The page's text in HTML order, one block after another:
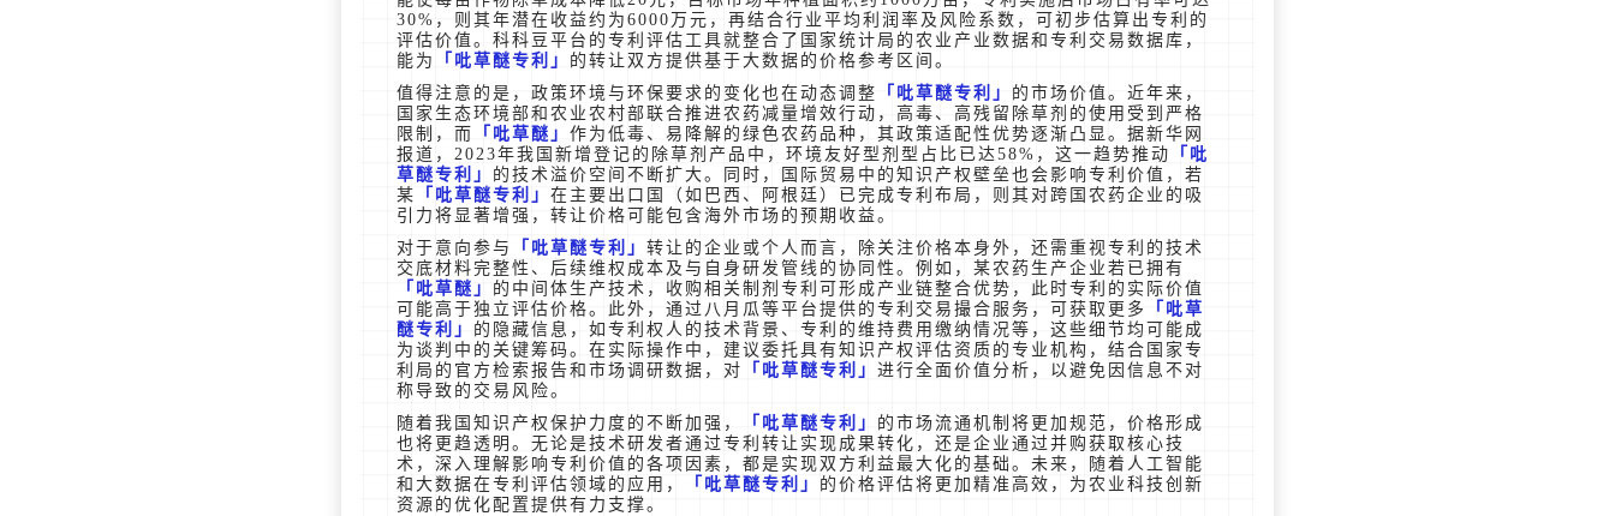
30%，则其年潜在收益约为6000万元，再结合行业平均利润率及风险系数，可初步估算出专利的
评估价值。科科豆平台的专利评估工具就整合了国家统计局的农业产业数据和专利交易数据库，
能为
吡草醚专利
的转让双方提供基于大数据的价格参考区间。
值得注意的是，政策环境与环保要求的变化也在动态调整
吡草醚专利
的市场价值。近年来，
国家生态环境部和农业农村部联合推进农药减量增效行动，高毒、高残留除草剂的使用受到严格
限制，而
吡草醚
作为低毒、易降解的绿色农药品种，其政策适配性优势逐渐凸显。据新华网
报道，2023年我国新增登记的除草剂产品中，环境友好型剂型占比已达58%，这一趋势推动
吡
草醚专利
的技术溢价空间不断扩大。同时，国际贸易中的知识产权壁垒也会影响专利价值，若
某
吡草醚专利
在主要出口国（如巴西、阿根廷）已完成专利布局，则其对跨国农药企业的吸
引力将显著增强，转让价格可能包含海外市场的预期收益。
对于意向参与
吡草醚专利
转让的企业或个人而言，除关注价格本身外，还需重视专利的技术
交底材料完整性、后续维权成本及与自身研发管线的协同性。例如，某农药生产企业若已拥有
吡草醚
的中间体生产技术，收购相关制剂专利可形成产业链整合优势，此时专利的实际价值
可能高于独立评估价格。此外，通过八月瓜等平台提供的专利交易撮合服务，可获取更多
吡草
醚专利
的隐藏信息，如专利权人的技术背景、专利的维持费用缴纳情况等，这些细节均可能成
为谈判中的关键筹码。在实际操作中，建议委托具有知识产权评估资质的专业机构，结合国家专
利局的官方检索报告和市场调研数据，对
吡草醚专利
进行全面价值分析，以避免因信息不对
称导致的交易风险。
随着我国知识产权保护力度的不断加强，
吡草醚专利
的市场流通机制将更加规范，价格形成
也将更趋透明。无论是技术研发者通过专利转让实现成果转化，还是企业通过并购获取核心技
术，深入理解影响专利价值的各项因素，都是实现双方利益最大化的基础。未来，随着人工智能
和大数据在专利评估领域的应用，
吡草醚专利
的价格评估将更加精准高效，为农业科技创新
资源的优化配置提供有力支撑。